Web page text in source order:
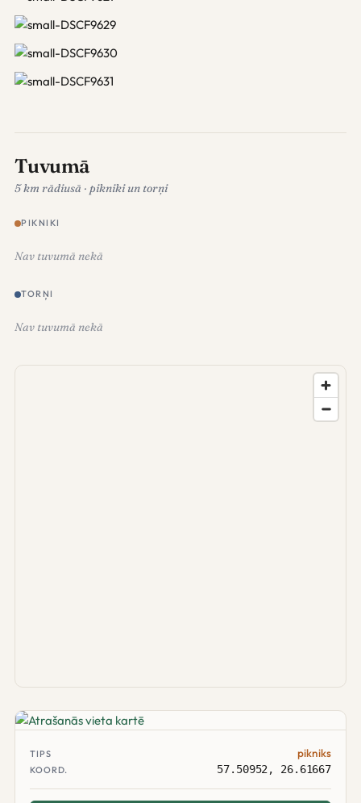
Tuvumā
5 km rādiusā · pikniki un torņi
PIKNIKI
Nav tuvumā nekā
TORŅI
Nav tuvumā nekā
TIPS pikniks
KOORD. 57.50952, 26.61667